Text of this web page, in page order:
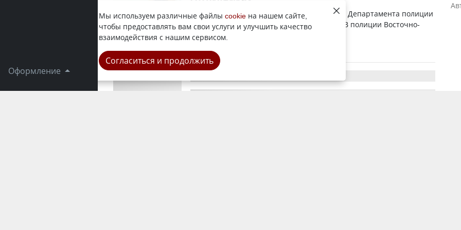
Оформление
Очень душевный пост появился в соцсетях Департамента полиции
ВКО, передает корреспондент YK-news.kz. В полиции Восточно-
Казахстанской области есть сотрудники...
Область
Мы используем различные файлы cookie на нашем сайте,
чтобы предоставлять вам свои услуги и улучшить качество
взаимодействия с нашим сервисом.
Согласиться и продолжить